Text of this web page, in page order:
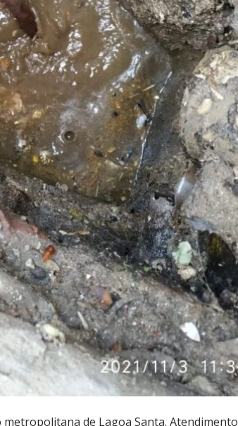
de Lagoa Santa. Atendimento